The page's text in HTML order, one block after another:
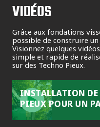
VIDÉOS
Grâce aux fondations
possible de construire
Visionnez quelques
simple et rapide de
sur des Techno Pieux.
INSTALLATION DE
PIEUX POUR UN